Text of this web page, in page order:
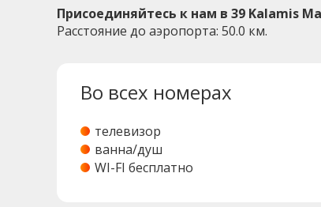
Присоединяйтесь к нам в 39 Kalamis
Расстояние до аэропорта: 50.0 км.
Во всех номерах
телевизор
ванна/душ
WI-FI бесплатно